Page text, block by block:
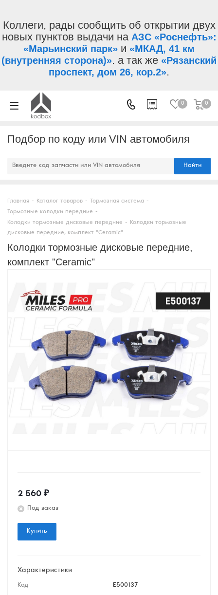
Коллеги, рады сообщить об открытии двух
новых пунктов выдачи на АЗС «Роснефть»:
«Марьинский парк» и «МКАД, 41 км
(внутренняя сторона)». а так же «Рязанский
проспект, дом 26, кор.2».
0 0
Подбор по коду или VIN автомобиля
Найти
Главная - Каталог товаров - Тормозная система -
Тормозные колодки передние -
Колодки тормозные дисковые передние -
Колодки тормозные
дисковые передние, комплект "Ceramic"
Колодки тормозные дисковые передние,
комплект "Ceramic"
2 560 ₽
Под заказ
Купить
Характеристики
Код E500137